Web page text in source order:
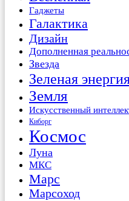
Гаджеты
Галактика
Дизайн
Дополненная
Звезда
Зеленая
Земля
Искусственный
Киборг
Космос
Луна
МКС
Марс
Марсоход